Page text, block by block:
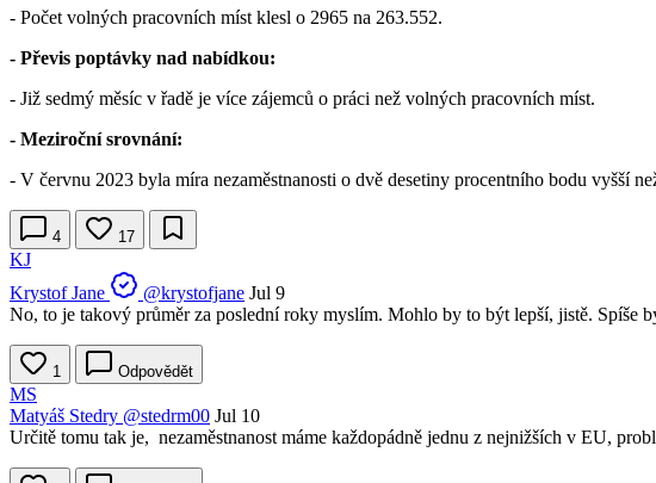
- Počet volných pracovních míst klesl o 2965 na 263.552.
- Převis poptávky nad nabídkou:
- Již sedmý měsíc v řadě je více zájemců o práci než volných pracovních míst.
- Meziroční srovnání:
- V červnu 2023 byla míra nezaměstnanosti o dvě desetiny procentního bodu vyšší
4 17
KJ
Krystof Jane
@krystofjane Jul 9
No, to je takový průměr za poslední roky myslím. Mohlo by to být lepší, jistě. Spíše
1 Odpovědět
MS
Matyáš Stedry @stedrm00 Jul 10
Určitě tomu tak je, nezaměstnanost máme každopádně jednu z nejnižších v EU,